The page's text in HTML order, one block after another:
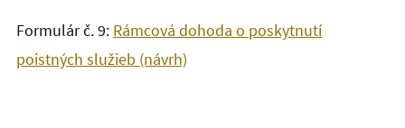
Formulár č. 9: Rámcová dohoda o poskytnutí
poistných služieb (návrh)